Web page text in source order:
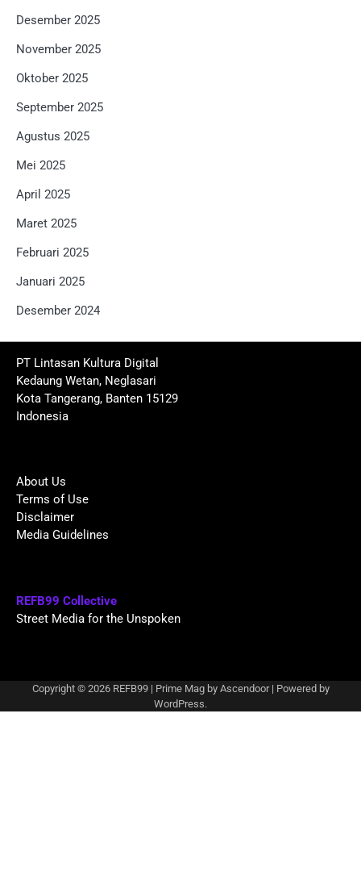
Desember 2025
November 2025
Oktober 2025
September 2025
Agustus 2025
Mei 2025
April 2025
Maret 2025
Februari 2025
Januari 2025
Desember 2024
PT Lintasan Kultura Digital
Kedaung Wetan, Neglasari
Kota Tangerang, Banten 15129
Indonesia
About Us
Terms of Use
Disclaimer
Media Guidelines
REFB99 Collective
Street Media for the Unspoken
Copyright © 2026 REFB99| Prime Mag by Ascendoor| Powered by
WordPress.